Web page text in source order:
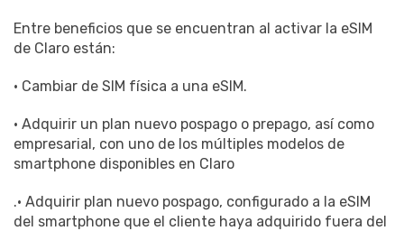
Entre beneficios que se encuentran al activar la eSIM
de Claro están:
• Cambiar de SIM física a una eSIM.
• Adquirir un plan nuevo pospago o prepago, así como
empresarial, con uno de los múltiples modelos de
smartphone disponibles en Claro
.• Adquirir plan nuevo pospago, configurado a la eSIM
del smartphone que el cliente haya adquirido fuera del